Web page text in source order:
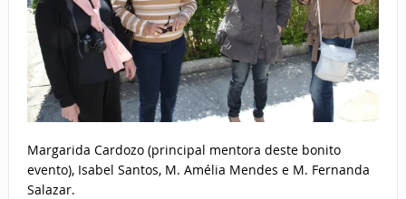
Margarida Cardozo (principal mentora deste bonito
evento), Isabel Santos, M. Amélia Mendes e M. Fernanda
Salazar.